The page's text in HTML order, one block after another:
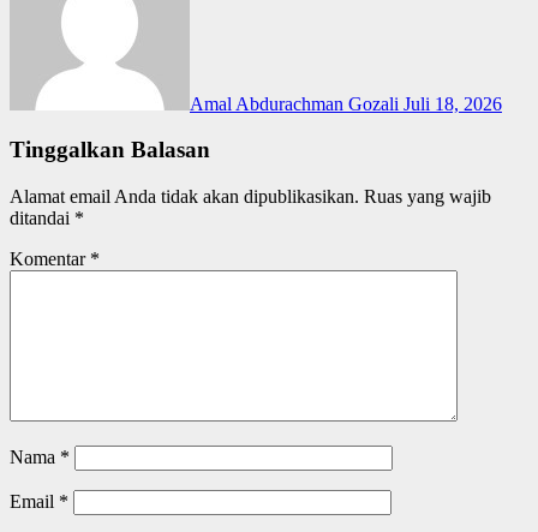
Amal Abdurachman Gozali Juli 18, 2026
Tinggalkan Balasan
Alamat email Anda tidak akan dipublikasikan. Ruas yang wajib
ditandai *
Komentar *
Nama *
Email *